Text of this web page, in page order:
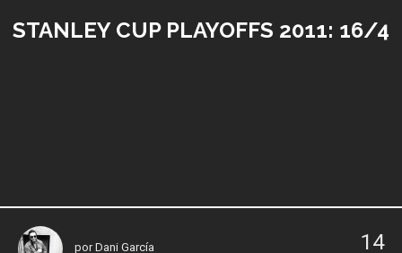
STANLEY CUP PLAYOFFS 2011: 16/4
porDani García 14